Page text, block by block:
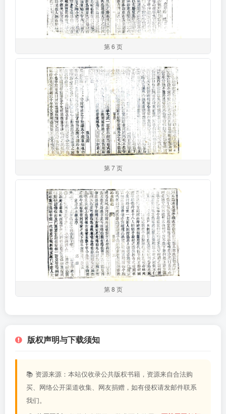
第 6 页
第 7 页
第 8 页
版权声明与下载须知
📚 资源来源：本站仅收录公共版权书籍，资源来自合法购
买、网络公开渠道收集、网友捐赠，如有侵权请发邮件联系
我们。